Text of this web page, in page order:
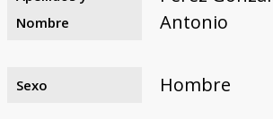
Nombre
Antonio
Sexo Hombre